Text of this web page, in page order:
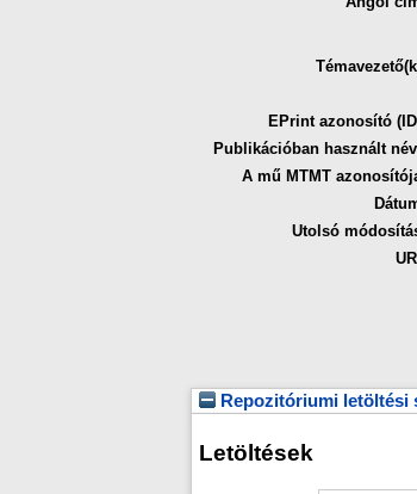
EPrint azonosító
Publikációban használt
A mű MTMT
Utolsó
Repozitóriumi letöltési
Letöltések